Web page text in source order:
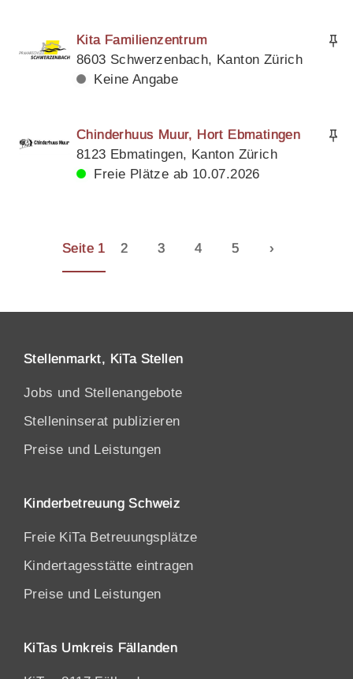
Kita Familienzentrum
8603 Schwerzenbach, Kanton Zürich
Keine Angabe
Chinderhuus Muur, Hort Ebmatingen
8123 Ebmatingen, Kanton Zürich
Freie Plätze ab 10.07.2026
Seite 1 2 3 4 5 ›
Stellenmarkt, KiTa Stellen
Jobs und Stellenangebote
Stelleninserat publizieren
Preise und Leistungen
Kinderbetreuung Schweiz
Freie KiTa Betreuungsplätze
Kindertagesstätte eintragen
Preise und Leistungen
KiTas Umkreis Fällanden